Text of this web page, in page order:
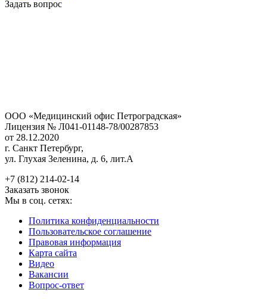
Задать вопрос
ООО «Медицинский офис Петроградская»
Лицензия № Л041-01148-78/00287853
от 28.12.2020
г. Санкт Петербург,
ул. Глухая Зеленина, д. 6, лит.А
+7 (812) 214-02-14
Заказать звонок
Мы в соц. сетях:
Политика конфиденциальности
Пользовательское соглашение
Правовая информация
Карта сайта
Видео
Вакансии
Вопрос-ответ